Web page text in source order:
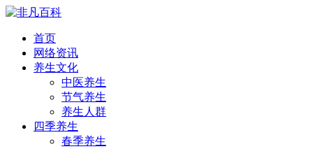
首页
网络资讯
养生文化
中医养生
节气养生
养生人群
四季养生
春季养生